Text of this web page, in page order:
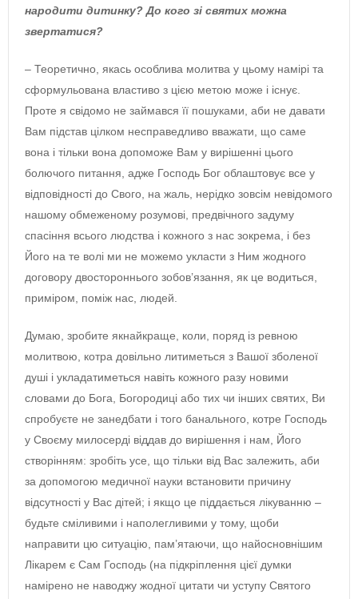
народити дитинку? До кого зі святих можна
звертатися?
– Теоретично, якась особлива молитва у цьому намірі та
сформульована властиво з цією метою може і існує.
Проте я свідомо не займався її пошуками, аби не давати
Вам підстав цілком несправедливо вважати, що саме
вона і тільки вона допоможе Вам у вирішенні цього
болючого питання, адже Господь Бог облаштовує все у
відповідності до Свого, на жаль, нерідко зовсім невідомого
нашому обмеженому розумові, предвічного задуму
спасіння всього людства і кожного з нас зокрема, і без
Його на те волі ми не можемо укласти з Ним жодного
договору двостороннього зобов’язання, як це водиться,
приміром, поміж нас, людей.
Думаю, зробите якнайкраще, коли, поряд із ревною
молитвою, котра довільно литиметься з Вашої зболеної
душі і укладатиметься навіть кожного разу новими
словами до Бога, Богородиці або тих чи інших святих, Ви
спробуєте не занедбати і того банального, котре Господь
у Своєму милосерді віддав до вирішення і нам, Його
створінням: зробіть усе, що тільки від Вас залежить, аби
за допомогою медичної науки встановити причину
відсутності у Вас дітей; і якщо це піддається лікуванню –
будьте сміливими і наполегливими у тому, щоби
направити цю ситуацію, пам’ятаючи, що найосновнішим
Лікарем є Сам Господь (на підкріплення цієї думки
намірено не наводжу жодної цитати чи уступу Святого